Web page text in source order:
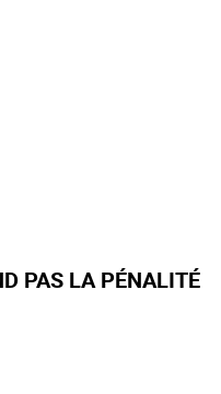
PAS LA PÉNALITÉ